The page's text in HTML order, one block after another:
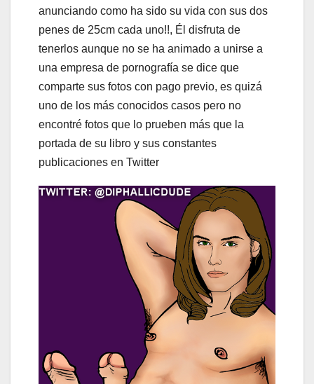
anunciando como ha sido su vida con sus dos
penes de 25cm cada uno!!, Él disfruta de
tenerlos aunque no se ha animado a unirse a
una empresa de pornografía se dice que
comparte sus fotos con pago previo, es quizá
uno de los más conocidos casos pero no
encontré fotos que lo prueben más que la
portada de su libro y sus constantes
publicaciones en Twitter